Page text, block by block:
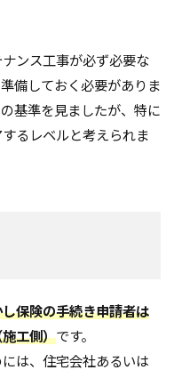
ンス工事が必ず必要な
備しておく必要がありま
基準を見ましたが、特に
るレベルと考えられま
し保険の手続き申請者は
工側）です。
は、住宅会社あるいは